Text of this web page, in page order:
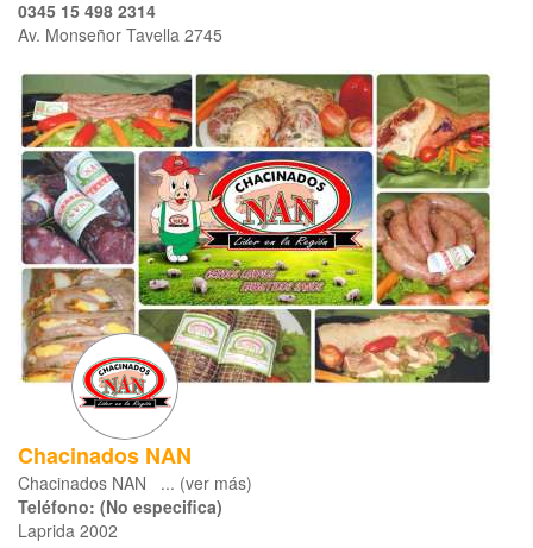
0345 15 498 2314
Av. Monseñor Tavella 2745
Chacinados NAN
Chacinados NAN ... (ver más)
Teléfono: (No especifica)
Laprida 2002